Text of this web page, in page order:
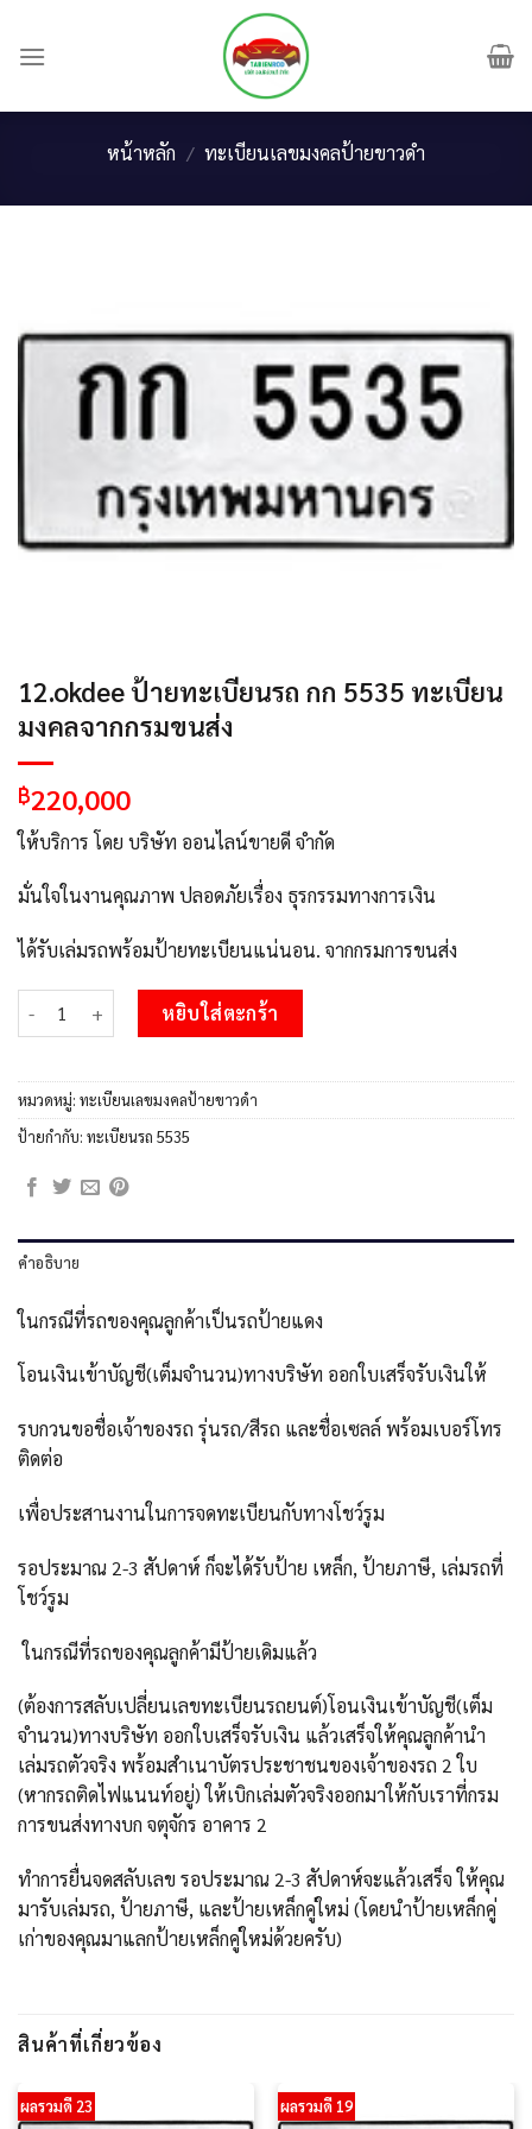
content
หน้าหลัก / ทะเบียนเลขมงคลป้ายขาวดำ
12.okdee ป้ายทะเบียนรถ กก 5535 ทะเบียน
มงคลจากกรมขนส่ง
฿220,000
ให้บริการ โดย บริษัท ออนไลน์ขายดี จำกัด
มั่นใจในงานคุณภาพ ปลอดภัยเรื่อง ธุรกรรมทางการเงิน
ได้รับเล่มรถพร้อมป้ายทะเบียนแน่นอน. จากกรมการขนส่ง
จำนวน 12.okdee ป้ายทะเบียนรถ กก 5535 ทะเบียนมงคลจากกรมขน
หยิบใส่ตะกร้า
หมวดหมู่: ทะเบียนเลขมงคลป้ายขาวดำ
ป้ายกำกับ: ทะเบียนรถ 5535
คำอธิบาย
ในกรณีที่รถของคุณลูกค้าเป็นรถป้ายแดง
โอนเงินเข้าบัญชี(เต็มจำนวน)ทางบริษัท ออกใบเสร็จรับเงินให้
รบกวนขอชื่อเจ้าของรถ รุ่นรถ/สีรถ และชื่อเซลล์ พร้อมเบอร์โทร
ติดต่อ
เพื่อประสานงานในการจดทะเบียนกับทางโชว์รูม
รอประมาณ 2-3 สัปดาห์ ก็จะได้รับป้าย เหล็ก, ป้ายภาษี, เล่มรถที่
โชว์รูม
ในกรณีที่รถของคุณลูกค้ามีป้ายเดิมแล้ว
(ต้องการสลับเปลี่ยนเลขทะเบียนรถยนต์)โอนเงินเข้าบัญชี(เต็ม
จำนวน)ทางบริษัท ออกใบเสร็จรับเงิน แล้วเสร็จให้คุณลูกค้านำ
เล่มรถตัวจริง พร้อมสำเนาบัตรประชาชนของเจ้าของรถ 2 ใบ
(หากรถติดไฟแนนท์อยู่) ให้เบิกเล่มตัวจริงออกมาให้กับเราที่กรม
การขนส่งทางบก จตุจักร อาคาร 2
ทำการยื่นจดสลับเลข รอประมาณ 2-3 สัปดาห์จะแล้วเสร็จ ให้คุณ
มารับเล่มรถ, ป้ายภาษี, และป้ายเหล็กคู่ใหม่ (โดยนำป้ายเหล็กคู่
เก่าของคุณมาแลกป้ายเหล็กคู่ใหม่ด้วยครับ)
สินค้าที่เกี่ยวข้อง
ผลรวมดี 23 ผลรวมดี 19